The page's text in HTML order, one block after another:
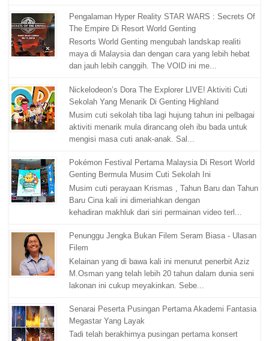
Pengalaman Hyper Reality STAR WARS : Secrets Of
The Empire Di Resort World Genting
Resorts World Genting mengubah landskap realiti
maya di Malaysia dan dengan cara yang lebih hebat
dan jauh lebih canggih. The VOID ini me...
Nickelodeon’s Dora The Explorer LIVE! Aktiviti Cuti
Sekolah Yang Menarik Di Genting Highland
Musim cuti sekolah tiba lagi hujung tahun ini pelbagai
aktiviti menarik mula dirancang oleh ibu bada untuk
mengisi masa cuti anak-anak. Sal...
Pokémon Festival Pertama Malaysia Di Resort World
Genting Bermula Musim Cuti Sekolah Ini
Musim cuti perayaan Krismas , Tahun Baru dan Tahun
Baru Cina kali ini dimeriahkan dengan
kehadiran makhluk dari siri permainan video terl...
Penunggu Jengka Bukan Filem Seram Biasa - Ulasan
Filem
Kelainan yang di bawa kali ini menurut penerbit Aziz
M.Osman yang telah lebih 20 tahun dalam dunia seni
lakonan ini cukup meyakinkan. Sebe...
Senarai Peserta Pusingan Pertama Akademi Fantasia
Megastar Yang Layak
Tadi telah berakhirnya pusingan pertama konsert